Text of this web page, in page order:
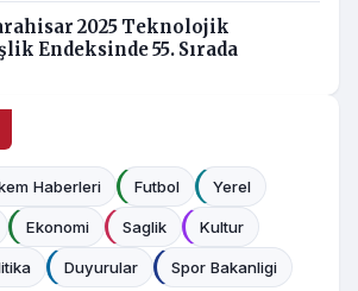
2025 Teknolojik
Endeksinde 55. Sırada
Haberleri Futbol Yerel
Ekonomi Saglik Kultur
Duyurular Spor Bakanligi